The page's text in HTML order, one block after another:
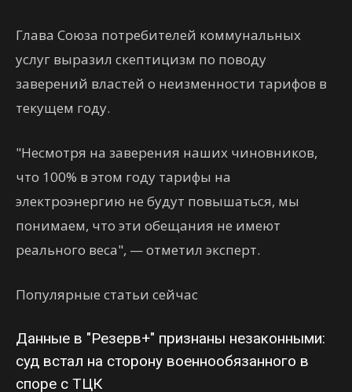
Глава Союза потребителей коммунальных
услуг выразил скептицизм по поводу
заверений властей о неизменности тарифов в
текущем году.
"Несмотря на заверения наших чиновников,
что 100% в этом году тарифы на
электроэнергию не будут повышаться, мы
понимаем, что эти обещания не имеют
реального веса", — отметил эксперт.
Популярные статьи сейчас
Данные в "Резерв+" признаны незаконными:
суд встал на сторону военнообязанного в
споре с ТЦК